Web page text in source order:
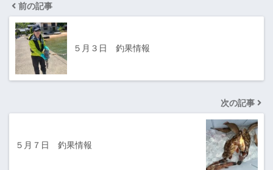
前の記事
５月３日 釣果情報
次の記事
５月７日 釣果情報